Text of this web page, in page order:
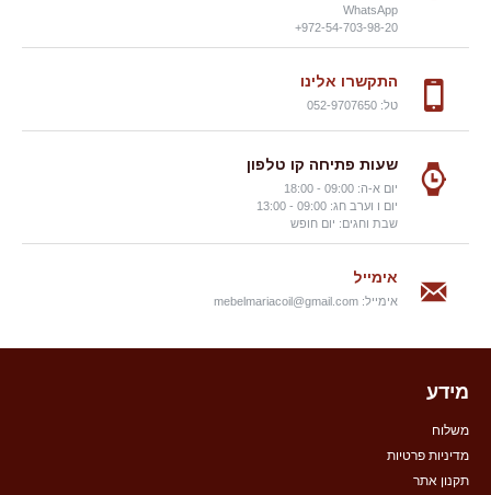
WhatsApp
972-54-703-98-20+
התקשרו אלינו
טל: 052-9707650
שעות פתיחה קו טלפון
יום א-ה: 09:00 - 18:00
יום ו וערב חג: 09:00 - 13:00
שבת וחגים: יום חופש
אימייל
אימייל: mebelmariacoil@gmail.com
מידע
משלוח
מדיניות פרטיות
תקנון אתר